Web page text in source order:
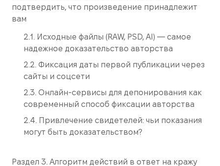
подтвердить, что произведение принадлежит
вам
2.1. Исходные файлы (RAW, PSD, AI) — самое
надежное доказательство авторства
2.2. Фиксация даты первой публикации через
сайты и соцсети
2.3. Онлайн-сервисы для депонирования как
современный способ фиксации авторства
2.4. Привлечение свидетелей: чьи показания
могут быть доказательством?
Раздел 3. Алгоритм действий в ответ на кражу